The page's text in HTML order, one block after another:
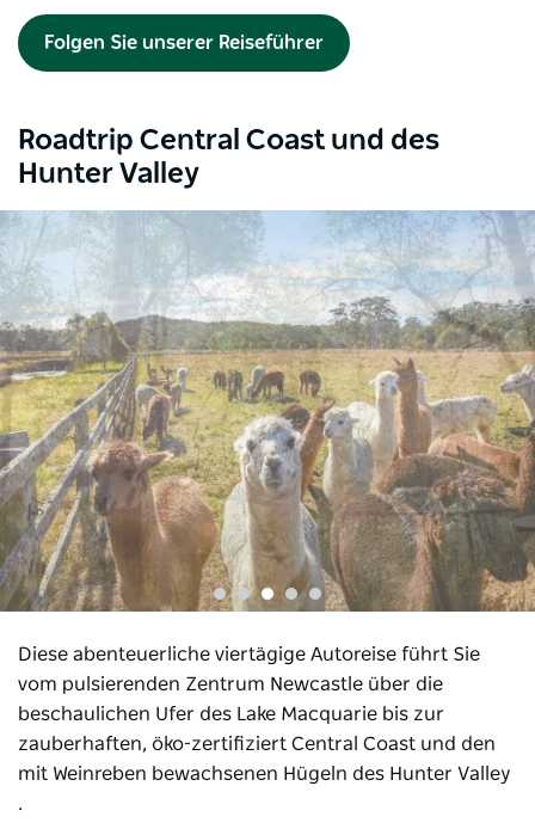
Folgen Sie unserer Reiseführer
Roadtrip Central Coast und des
Hunter Valley
Diese abenteuerliche viertägige Autoreise führt Sie
vom pulsierenden Zentrum Newcastle über die
beschaulichen Ufer des Lake Macquarie bis zur
zauberhaften, öko-zertifiziert Central Coast und den
mit Weinreben bewachsenen Hügeln des Hunter Valley
.